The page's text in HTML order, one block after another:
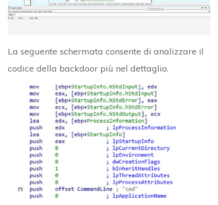
La seguente schermata consente di analizzare il
codice della backdoor più nel dettaglio.